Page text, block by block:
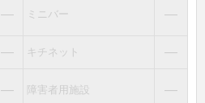
― ミニバー ―
― キチネット ―
― 障害者用施設 ―